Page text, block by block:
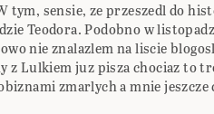
tym, sensie, ze przeszedl do
Teodora. Podobno w
nie znalazlem na liscie
z Lulkiem juz pisza chociaz to
zmarlych a mnie